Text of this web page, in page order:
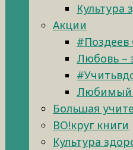
Культура
Акции
#Поздеев
Любовь –
Любимый
Большая
ВО!круг книги
Культура